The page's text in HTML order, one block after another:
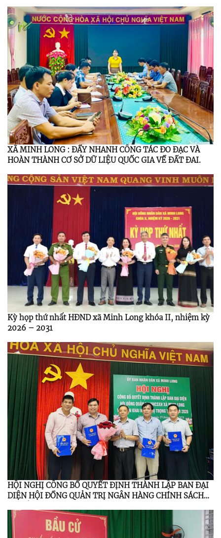
XÃ MINH LONG : ĐẨY NHANH CÔNG TÁC ĐO ĐẠC VÀ
HOÀN THÀNH CƠ SỞ DỮ LIỆU QUỐC GIA VỀ ĐẤT ĐAI.
Kỳ họp thứ nhất HĐND xã Minh Long khóa II, nhiệm kỳ
2026 – 2031
HỘI NGHỊ CÔNG BỐ QUYẾT ĐỊNH THÀNH LẬP BAN ĐẠI
DIỆN HỘI ĐỒNG QUẢN TRỊ NGÂN HÀNG CHÍNH SÁCH